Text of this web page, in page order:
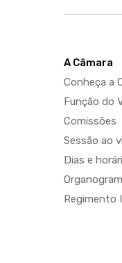
A Câmara
Conheça a
Função do
Comissões
Sessão ao
Dias e
Regimento